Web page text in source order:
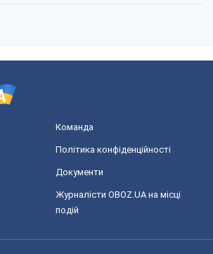
Команда
Політика конфіденційності
Документи
Журналісти OBOZ.UA на місці
подій